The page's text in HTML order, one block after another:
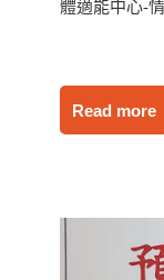
體適能中心-
Read more